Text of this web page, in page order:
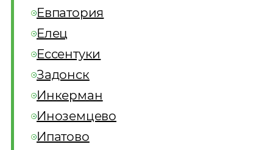
Евпатория
Елец
Ессентуки
Задонск
Инкерман
Иноземцево
Ипатово